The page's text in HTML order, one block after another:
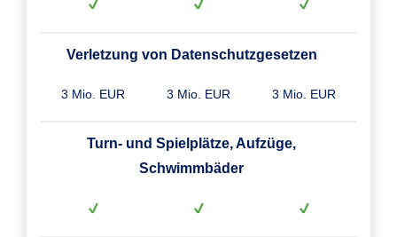
Verletzung von Datenschutzgesetzen
3 Mio. EUR 3 Mio. EUR 3 Mio. EUR
Turn- und Spielplätze, Aufzüge,
Schwimmbäder